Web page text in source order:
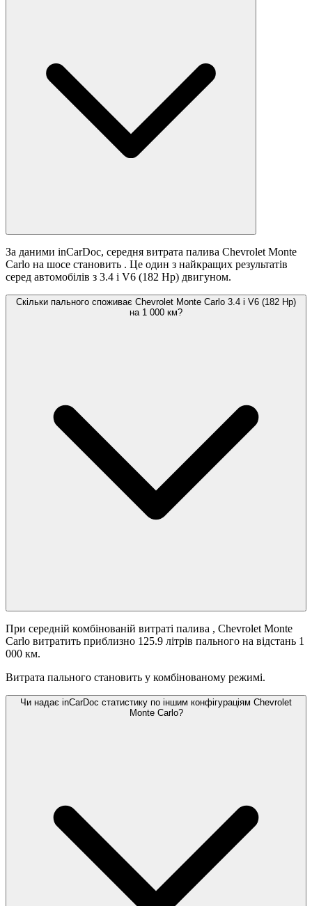
За даними inCarDoc, середня витрата палива Chevrolet Monte
Carlo на шосе становить . Це один з найкращих результатів
серед автомобілів з 3.4 i V6 (182 Hp) двигуном.
Скільки пального споживає Chevrolet Monte Carlo 3.4 i V6 (182 Hp)
на 1 000 км?
При середній комбінованій витраті палива , Chevrolet Monte
Carlo витратить приблизно 125.9 літрів пального на відстань 1
000 км.
Витрата пального становить у комбінованому режимі.
Чи надає inCarDoc статистику по іншим конфігураціям Chevrolet
Monte Carlo?